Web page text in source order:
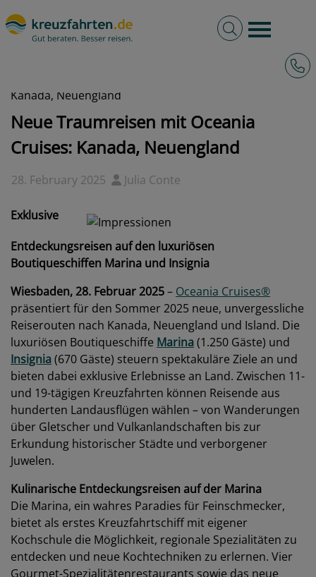
Burger
Volltextsuche
Kanada, Neuengland
Neue Traumreisen mit Oceania
Cruises: Kanada, Neuengland
28. February 2025 Julia Conte
Exklusive
Entdeckungsreisen auf den luxuriösen
Boutiqueschiffen Marina und Insignia
Wiesbaden, 28. Februar 2025– Oceania Cruises®
präsentiert für den Sommer 2025 neue, unvergessliche
Reiserouten nach Kanada, Neuengland und Island. Die
luxuriösen Boutiqueschiffe Marina(1.250 Gäste) und
Insignia(670 Gäste) steuern spektakuläre Ziele an und
bieten dabei exklusive Erlebnisse an Land. Zwischen 11-
und 19-tägigen Kreuzfahrten können Reisende aus
hunderten Landausflügen wählen – von Wanderungen
über Gletscher und Vulkanlandschaften bis zur
Erkundung historischer Städte und verborgener
Juwelen.
Kulinarische Entdeckungsreisen auf der Marina
Die Marina, ein wahres Paradies für Feinschmecker,
bietet als erstes Kreuzfahrtschiff mit eigener
Kochschule die Möglichkeit, regionale Spezialitäten zu
entdecken und neue Kochtechniken zu erlernen. Vier
Gourmet-Spezialitätenrestaurants sowie das neue